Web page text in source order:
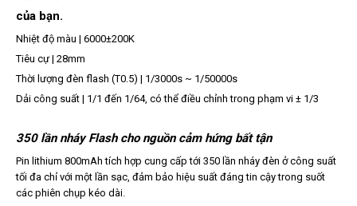
của bạn.
Nhiệt độ màu | 6000±200K
Tiêu cự | 28mm
Thời lượng đèn flash (T0.5) | 1/3000s ~ 1/50000s
Dải công suất | 1/1 đến 1/64, có thể điều chỉnh trong phạm vi ± 1/3
350 lần nháy Flash cho nguồn cảm hứng bất tận
Pin lithium 800mAh tích hợp cung cấp tới 350 lần nháy đèn ở công suất
tối đa chỉ với một lần sạc, đảm bảo hiệu suất đáng tin cậy trong suốt
các phiên chụp kéo dài.